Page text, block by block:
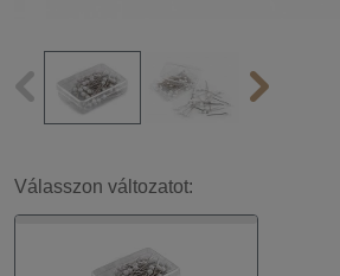
Válasszon változatot: